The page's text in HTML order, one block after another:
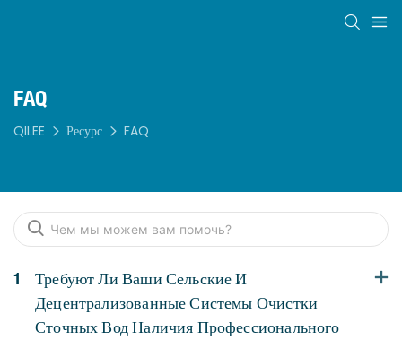
FAQ
QILEE Ресурс FAQ
1
Требуют Ли Ваши Сельские И
Децентрализованные Системы Очистки
Сточных Вод Наличия Профессионального